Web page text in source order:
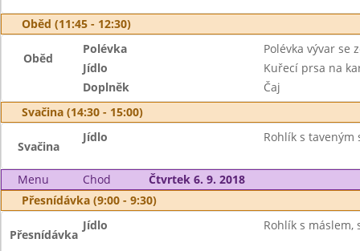
Oběd (11:45 - 12:30)
Oběd
Polévka
Polévka vývar se
Jídlo
Kuřecí prsa na
Doplněk
Čaj
Svačina (14:30 - 15:00)
Svačina
Jídlo Rohlík s taveným
Menu Chod
Čtvrtek 6. 9. 2018
Přesnídávka (9:00 - 9:30)
Přesnídávka
Jídlo Rohlík s máslem,